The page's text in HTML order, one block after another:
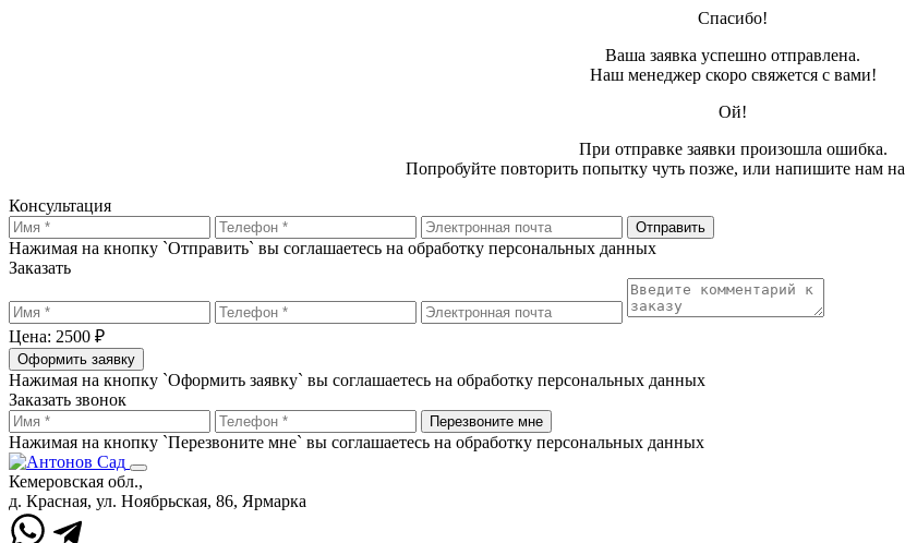
Спасибо!
Ваша заявка успешно отправлена.
Наш менеджер скоро свяжется с вами!
Ой!
При отправке заявки произошла ошибка.
Попробуйте повторить попытку чуть позже, или напишите нам на
Консультация
Отправить
Нажимая на кнопку `Отправить` вы соглашаетесь на обработку персональных данных
Заказать
Цена: 2500 ₽
Оформить заявку
Нажимая на кнопку `Оформить заявку` вы соглашаетесь на обработку персональных данных
Заказать звонок
Перезвоните мне
Нажимая на кнопку `Перезвоните мне` вы соглашаетесь на обработку персональных данных
Кемеровская обл.,
д. Красная, ул. Ноябрьская, 86, Ярмарка